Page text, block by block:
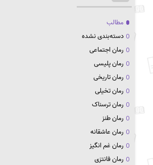
مطالب
دسته‌بندی نشده
رمان اجتماعی
رمان پلیسی
رمان تاریخی
رمان تخیلی
رمان ترسناک
رمان طنز
رمان عاشقانه
رمان غم انگیز
رمان فانتزی